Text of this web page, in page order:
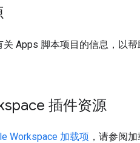
关 Apps 脚本项目的信息，以
插件资源
Workspace 加载项 ，请参阅加